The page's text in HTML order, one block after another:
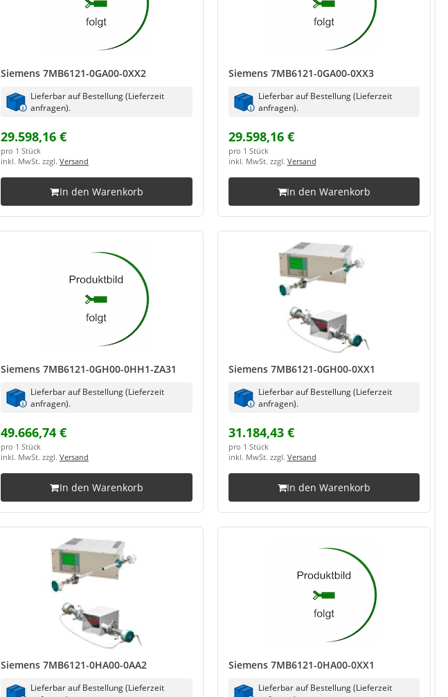
Siemens 7MB6121-0GA00-0XX2
Lieferbar auf Bestellung (Lieferzeit
anfragen).
29.598,16 €
pro 1 Stück
inkl. MwSt. zzgl. Versand
In den Warenkorb
Siemens 7MB6121-0GA00-0XX3
Lieferbar auf Bestellung (Lieferzeit
anfragen).
29.598,16 €
pro 1 Stück
inkl. MwSt. zzgl. Versand
In den Warenkorb
Siemens 7MB6121-0GH00-0HH1-ZA31
Lieferbar auf Bestellung (Lieferzeit
anfragen).
49.666,74 €
pro 1 Stück
inkl. MwSt. zzgl. Versand
In den Warenkorb
Siemens 7MB6121-0GH00-0XX1
Lieferbar auf Bestellung (Lieferzeit
anfragen).
31.184,43 €
pro 1 Stück
inkl. MwSt. zzgl. Versand
In den Warenkorb
Siemens 7MB6121-0HA00-0AA2
Lieferbar auf Bestellung (Lieferzeit
Siemens 7MB6121-0HA00-0XX1
Lieferbar auf Bestellung (Lieferzeit